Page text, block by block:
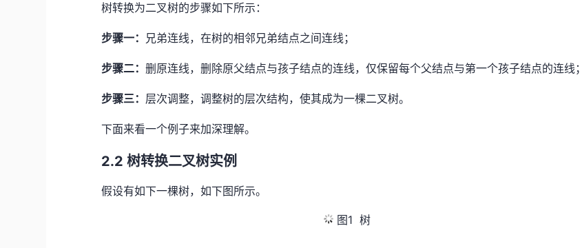
树转换为二叉树的步骤如下所示：
步骤一： 兄弟连线，在树的相邻兄弟结点之间连线；
步骤二：删原连线，删除原父结点与孩子结点的连线，仅保留每个父结点与第一个孩子结点的连线；
步骤三： 层次调整，调整树的层次结构，使其成为一棵二叉树。
下面来看一个例子来加深理解。
2.2 树转换二叉树实例
假设有如下一棵树，如下图所示。
图1 树